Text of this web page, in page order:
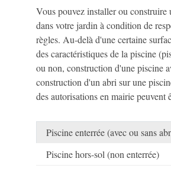
Vous pouvez installer ou construire
dans votre jardin à condition de
règles. Au-delà d'une certaine
des caractéristiques de la piscine
ou non, construction d'une piscine
construction d'un abri sur une
des autorisations en mairie peuvent
Piscine enterrée (avec ou sans
Piscine hors-sol (non enterrée)